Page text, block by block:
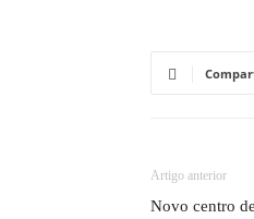
Artigo anterior
Novo centro